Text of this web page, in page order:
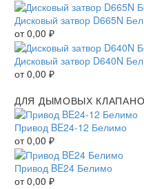
Дисковый затвор D665N
от0,00 ₽
Дисковый затвор D640N
от0,00 ₽
ДЛЯ ДЫМОВЫХ
Привод BE24-12 Белимо
от0,00 ₽
Привод BE24 Белимо
от0,00 ₽